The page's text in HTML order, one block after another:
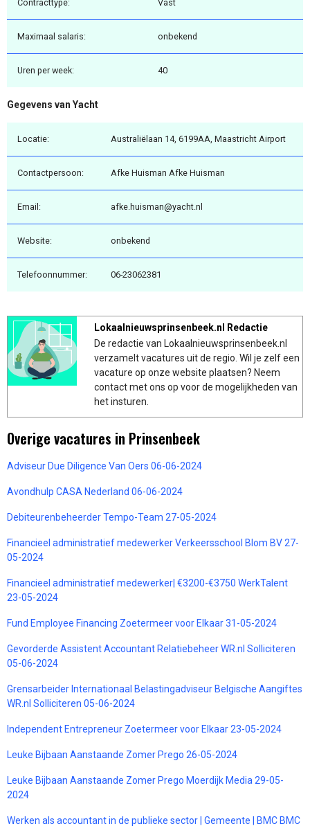
Contracttype: Vast
Maximaal salaris: onbekend
Uren per week: 40
Gegevens van Yacht
Locatie: Australiëlaan 14, 6199AA, Maastricht Airport
Contactpersoon: Afke Huisman Afke Huisman
Email: afke.huisman@yacht.nl
Website: onbekend
Telefoonnummer: 06-23062381
Lokaalnieuwsprinsenbeek.nl Redactie
De redactie van Lokaalnieuwsprinsenbeek.nl
verzamelt vacatures uit de regio. Wil je zelf een
vacature op onze website plaatsen? Neem
contact met ons op voor de mogelijkheden van
het insturen.
Overige vacatures in Prinsenbeek
Adviseur Due Diligence Van Oers 06-06-2024
Avondhulp CASA Nederland 06-06-2024
Debiteurenbeheerder Tempo-Team 27-05-2024
Financieel administratief medewerker Verkeersschool Blom BV 27-
05-2024
Financieel administratief medewerker| €3200-€3750 WerkTalent
23-05-2024
Fund Employee Financing Zoetermeer voor Elkaar 31-05-2024
Gevorderde Assistent Accountant Relatiebeheer WR.nl Solliciteren
05-06-2024
Grensarbeider Internationaal Belastingadviseur Belgische Aangiftes
WR.nl Solliciteren 05-06-2024
Independent Entrepreneur Zoetermeer voor Elkaar 23-05-2024
Leuke Bijbaan Aanstaande Zomer Prego 26-05-2024
Leuke Bijbaan Aanstaande Zomer Prego Moerdijk Media 29-05-
2024
Werken als accountant in de publieke sector | Gemeente | BMC BMC